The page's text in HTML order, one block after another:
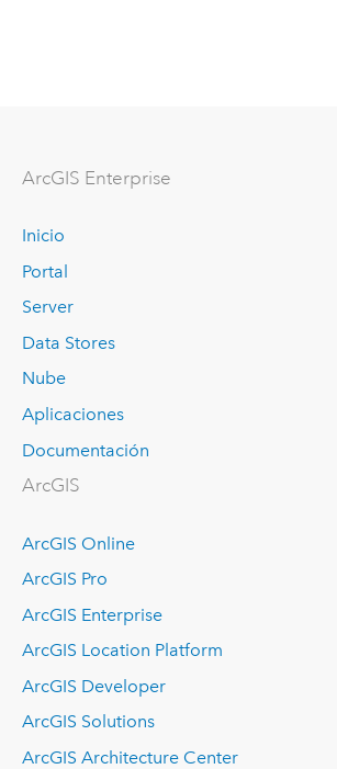
ArcGIS Enterprise
Inicio
Portal
Server
Data Stores
Nube
Aplicaciones
Documentación
ArcGIS
ArcGIS Online
ArcGIS Pro
ArcGIS Enterprise
ArcGIS Location Platform
ArcGIS Developer
ArcGIS Solutions
ArcGIS Architecture Center